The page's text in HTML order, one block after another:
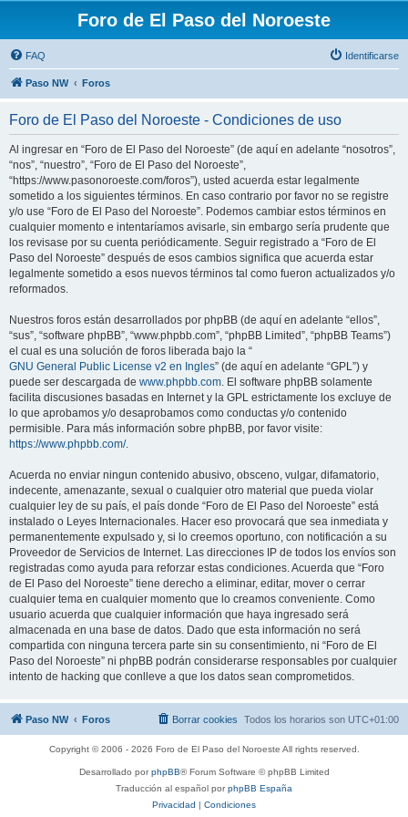
Foro de El Paso del Noroeste
FAQ Identificarse
Paso NW Foros
Foro de El Paso del Noroeste - Condiciones de uso
Al ingresar en “Foro de El Paso del Noroeste” (de aquí en adelante “nosotros”,
“nos”, “nuestro”, “Foro de El Paso del Noroeste”,
“https://www.pasonoroeste.com/foros”), usted acuerda estar legalmente
sometido a los siguientes términos. En caso contrario por favor no se registre
y/o use “Foro de El Paso del Noroeste”. Podemos cambiar estos términos en
cualquier momento e intentaríamos avisarle, sin embargo sería prudente que
los revisase por su cuenta periódicamente. Seguir registrado a “Foro de El
Paso del Noroeste” después de esos cambios significa que acuerda estar
legalmente sometido a esos nuevos términos tal como fueron actualizados y/o
reformados.
Nuestros foros están desarrollados por phpBB (de aquí en adelante “ellos”,
“sus”, “software phpBB”, “www.phpbb.com”, “phpBB Limited”, “phpBB Teams”)
el cual es una solución de foros liberada bajo la “
GNU General Public License v2 en Ingles” (de aquí en adelante “GPL”) y
puede ser descargada de www.phpbb.com. El software phpBB solamente
facilita discusiones basadas en Internet y la GPL estrictamente los excluye de
lo que aprobamos y/o desaprobamos como conductas y/o contenido
permisible. Para más información sobre phpBB, por favor visite:
https://www.phpbb.com/.
Acuerda no enviar ningun contenido abusivo, obsceno, vulgar, difamatorio,
indecente, amenazante, sexual o cualquier otro material que pueda violar
cualquier ley de su país, el país donde “Foro de El Paso del Noroeste” está
instalado o Leyes Internacionales. Hacer eso provocará que sea inmediata y
permanentemente expulsado y, si lo creemos oportuno, con notificación a su
Proveedor de Servicios de Internet. Las direcciones IP de todos los envíos son
registradas como ayuda para reforzar estas condiciones. Acuerda que “Foro
de El Paso del Noroeste” tiene derecho a eliminar, editar, mover o cerrar
cualquier tema en cualquier momento que lo creamos conveniente. Como
usuario acuerda que cualquier información que haya ingresado será
almacenada en una base de datos. Dado que esta información no será
compartida con ninguna tercera parte sin su consentimiento, ni “Foro de El
Paso del Noroeste” ni phpBB podrán considerarse responsables por cualquier
intento de hacking que conlleve a que los datos sean comprometidos.
Paso NW Foros Todos los horarios son UTC+01:00
Borrar cookies
Copyright © 2006 - 2026 Foro de El Paso del Noroeste All rights reserved.
Desarrollado porphpBB® Forum Software © phpBB Limited
Traducción al español porphpBB España
Privacidad | Condiciones